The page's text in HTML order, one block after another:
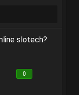
slotech?
0